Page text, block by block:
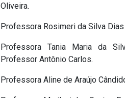
Oliveira.
Professora Rosimeri da Silva Dias
Professora Tania Maria da
Professor Antônio Carlos.
Professora Aline de Araújo